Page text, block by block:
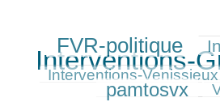
366/540FVR-politique
185/540
540/540
Interventions-
169/540
Interventions-Venissieux
182/540
318/540
pamtosvx